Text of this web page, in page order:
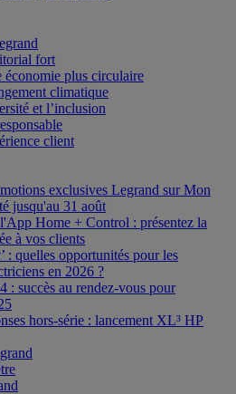
fort
économie plus circulaire
climatique
et l’inclusion
client
exclusives Legrand sur Mon
jusqu'au 31 août
Home + Control : présentez la
à vos clients
: quelles opportunités pour les
en 2026 ?
: succès au rendez-vous pour
hors-série : lancement XL³ HP